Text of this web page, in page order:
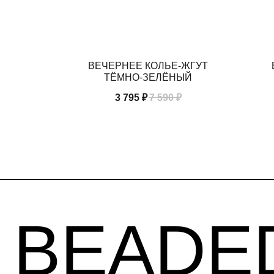
ВЕЧЕРНЕЕ КОЛЬЕ-ЖГУТ
ТЁМНО-ЗЕЛЁНЫЙ
3 795 ₽7 590 ₽